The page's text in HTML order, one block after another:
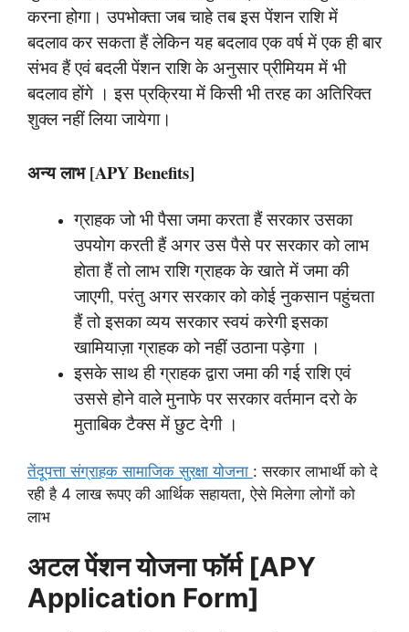
करना होगा। उपभोक्ता जब चाहे तब इस पेंशन राशि में
बदलाव कर सकता हैं लेकिन यह बदलाव एक वर्ष में एक ही बार
संभव हैं एवं बदली पेंशन राशि के अनुसार प्रीमियम में भी
बदलाव होंगे । इस प्रक्रिया में किसी भी तरह का अतिरिक्त
शुक्ल नहीं लिया जायेगा।
अन्य लाभ [APY Benefits]
ग्राहक जो भी पैसा जमा करता हैं सरकार उसका
उपयोग करती हैं अगर उस पैसे पर सरकार को लाभ
होता हैं तो लाभ राशि ग्राहक के खाते में जमा की
जाएगी, परंतु अगर सरकार को कोई नुकसान पहुंचता
हैं तो इसका व्यय सरकार स्वयं करेगी इसका
खामियाज़ा ग्राहक को नहीं उठाना पड़ेगा ।
इसके साथ ही ग्राहक द्वारा जमा की गई राशि एवं
उससे होने वाले मुनाफे पर सरकार वर्तमान दरो के
मुताबिक टैक्स में छुट देगी ।
तेंदूपत्ता संग्राहक सामाजिक सुरक्षा योजना : सरकार लाभार्थी को दे
रही है 4 लाख रूपए की आर्थिक सहायता, ऐसे मिलेगा लोगों को
लाभ
अटल पेंशन योजना फॉर्म [APY
Application Form]